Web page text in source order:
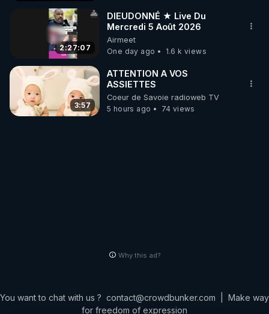
2:27:07
DIEUDONNÉ ★ Live Du
Mercredi 5 Août 2026
Airmeet
One day ago
1.6 k views
3:57
ATTENTION A VOS
ASSIETTES
Coeur de Savoie radioweb TV
5 hours ago
74 views
Why this ad?
You want to chat with us ? contact@crowdbunker.com
Make way
for freedom of expression